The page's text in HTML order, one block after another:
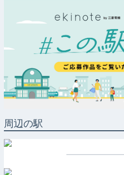
周辺の駅